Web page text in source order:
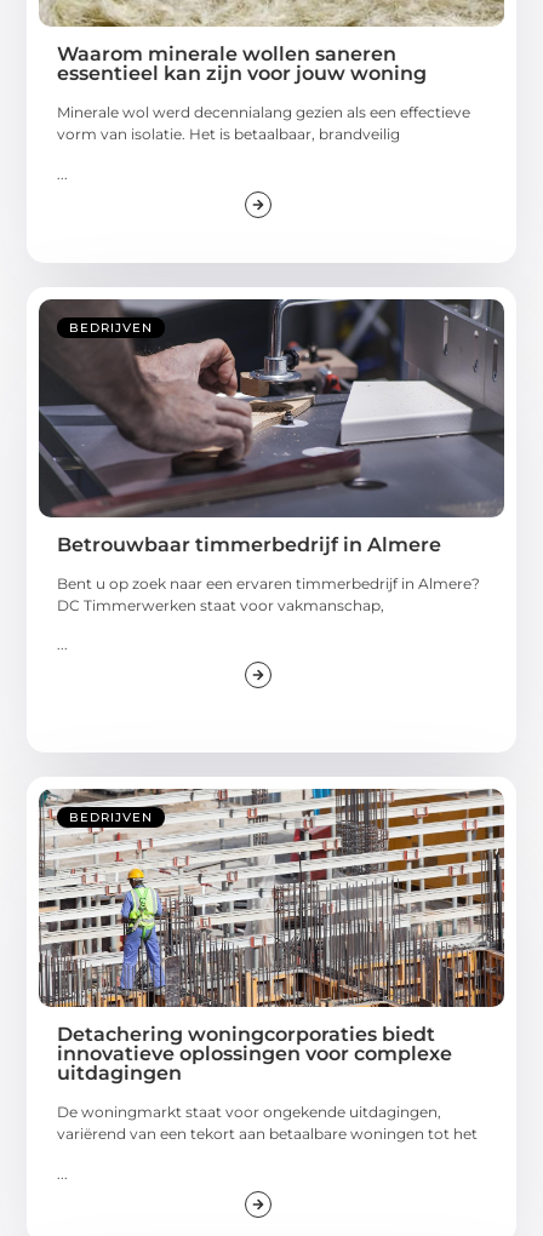
Waarom minerale wollen saneren
essentieel kan zijn voor jouw woning
Minerale wol werd decennialang gezien als een effectieve
vorm van isolatie. Het is betaalbaar, brandveilig
BEDRIJVEN
Betrouwbaar timmerbedrijf in Almere
Bent u op zoek naar een ervaren timmerbedrijf in Almere?
DC Timmerwerken staat voor vakmanschap,
...
BEDRIJVEN
Detachering woningcorporaties biedt
innovatieve oplossingen voor complexe
uitdagingen
De woningmarkt staat voor ongekende uitdagingen,
variërend van een tekort aan betaalbare woningen tot het